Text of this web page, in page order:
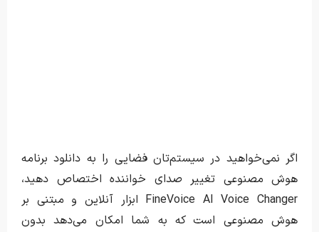
اگر نمی‌خواهید در سیستم‌تان فضایی را به دانلود برنامه
هوش مصنوعی تغییر صدای خواننده اختصاص دهید،
FineVoice AI Voice Changer ابزار آنلاین و مبتنی بر
هوش مصنوعی است که به شما امکان می‌دهد بدون